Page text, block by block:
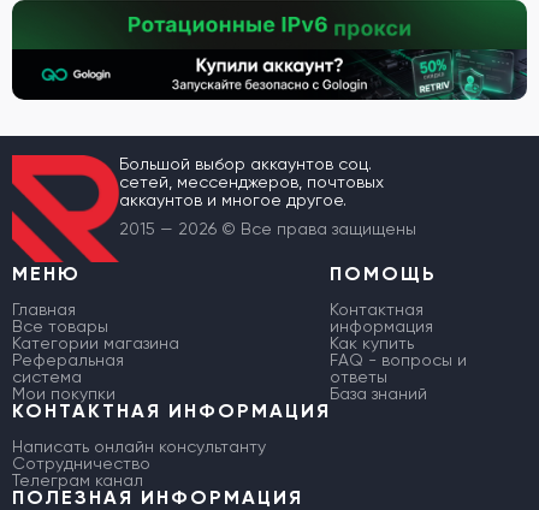
Большой выбор аккаунтов соц.
сетей, мессенджеров, почтовых
аккаунтов и многое другое.
2015 — 2026 © Все права защищены
МЕНЮ
Главная
Все товары
Категории магазина
Реферальная
система
Мои покупки
ПОМОЩЬ
Контактная
информация
Как купить
FAQ - вопросы и
ответы
База знаний
КОНТАКТНАЯ ИНФОРМАЦИЯ
Написать онлайн консультанту
Сотрудничество
Телеграм канал
ПОЛЕЗНАЯ ИНФОРМАЦИЯ